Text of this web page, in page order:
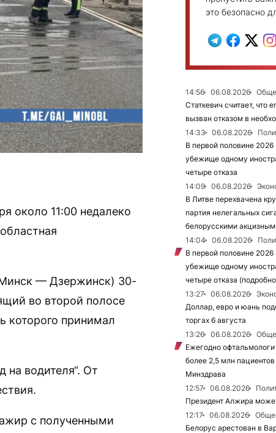
около 11:00 недалеко
— Дзержинск) 30-
во второй полосе
которого принимал
на водителя“. От
с полученными
это безопасно
14:56 06.08.2026
Статкевич считает, что
вызван отказом в
14:33
06.08.2026
В первой половине 2026
убежище одному
четыре отказа
14:09
06.08.2026
В Литве перехвачена
партия нелегальных
белорусскими
14:04
06.08.2026
В первой половине 2026
убежище одному
четыре отказа
13:27
06.08.2026
Доллар, евро и юань
торгах 6 августа
13:26
06.08.2026
Ежегодно
более 2,5 млн
Минздрава
12:57
06.08.2026
Президент Алжира
12:17
06.08.2026
Белорус арестован в